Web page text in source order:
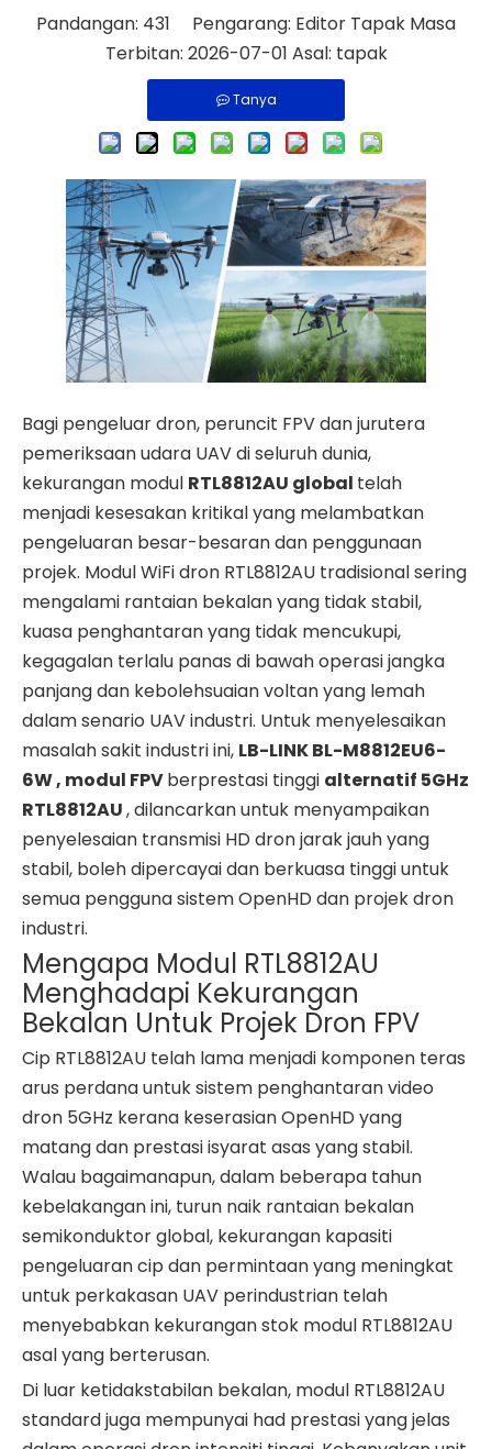
Pandangan: 431 Pengarang: Editor Tapak Masa
Terbitan: 2026-07-01 Asal: tapak
Tanya
Bagi pengeluar dron, peruncit FPV dan jurutera
pemeriksaan udara UAV di seluruh dunia,
kekurangan modul RTL8812AU global telah
menjadi kesesakan kritikal yang melambatkan
pengeluaran besar-besaran dan penggunaan
projek. Modul WiFi dron RTL8812AU tradisional sering
mengalami rantaian bekalan yang tidak stabil,
kuasa penghantaran yang tidak mencukupi,
kegagalan terlalu panas di bawah operasi jangka
panjang dan kebolehsuaian voltan yang lemah
dalam senario UAV industri. Untuk menyelesaikan
masalah sakit industri ini, LB-LINK BL-M8812EU6-
6W , modul FPVberprestasi tinggi alternatif 5GHz
RTL8812AU, dilancarkan untuk menyampaikan
penyelesaian transmisi HD dron jarak jauh yang
stabil, boleh dipercayai dan berkuasa tinggi untuk
semua pengguna sistem OpenHD dan projek dron
industri.
Mengapa Modul RTL8812AU
Menghadapi Kekurangan
Bekalan Untuk Projek Dron FPV
Cip RTL8812AU telah lama menjadi komponen teras
arus perdana untuk sistem penghantaran video
dron 5GHz kerana keserasian OpenHD yang
matang dan prestasi isyarat asas yang stabil.
Walau bagaimanapun, dalam beberapa tahun
kebelakangan ini, turun naik rantaian bekalan
semikonduktor global, kekurangan kapasiti
pengeluaran cip dan permintaan yang meningkat
untuk perkakasan UAV perindustrian telah
menyebabkan kekurangan stok modul RTL8812AU
asal yang berterusan.
Di luar ketidakstabilan bekalan, modul RTL8812AU
standard juga mempunyai had prestasi yang jelas